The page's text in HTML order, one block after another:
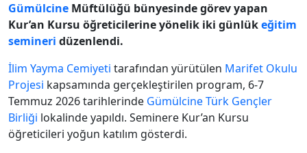
Gümülcine Müftülüğü bünyesinde görev yapan
Kur’an Kursu öğreticilerine yönelik iki günlükeğitim
semineri düzenlendi.
İlim Yayma Cemiyeti tarafından yürütülen Marifet Okulu
Projesi kapsamında gerçekleştirilen program, 6-7
Temmuz 2026 tarihlerinde GümülcineTürk Gençler
Birliği lokalinde yapıldı. Seminere Kur’an Kursu
öğreticileri yoğun katılım gösterdi.